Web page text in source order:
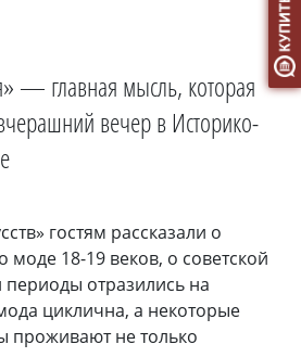
— главная мысль, которая
вечер в Историко-
гостям рассказали о
18-19 веков, о советской
периоды отразились на
циклична, а некоторые
проживают не только